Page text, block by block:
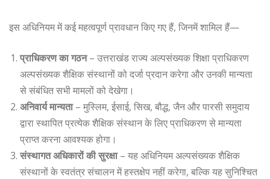
इस अधिनियम में कई महत्वपूर्ण प्रावधान किए गए हैं, जिनमें शामिल हैं—
प्राधिकरण का गठन– उत्तराखंड राज्य अल्पसंख्यक शिक्षा प्राधिकरण
अल्पसंख्यक शैक्षिक संस्थानों को दर्जा प्रदान करेगा और उनकी मान्यता
से संबंधित सभी मामलों को देखेगा।
अनिवार्य मान्यता– मुस्लिम, ईसाई, सिख, बौद्ध, जैन और पारसी समुदाय
द्वारा स्थापित प्रत्येक शैक्षिक संस्थान के लिए प्राधिकरण से मान्यता
प्राप्त करना आवश्यक होगा।
संस्थागत अधिकारों की सुरक्षा– यह अधिनियम अल्पसंख्यक शैक्षिक
संस्थानों के स्वतंत्र संचालन में हस्तक्षेप नहीं करेगा, बल्कि यह सुनिश्चित